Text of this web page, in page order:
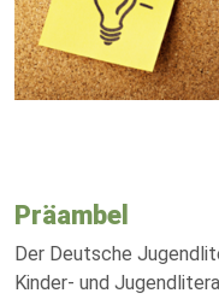
Präambel
Der Deutsche
Kinder- und